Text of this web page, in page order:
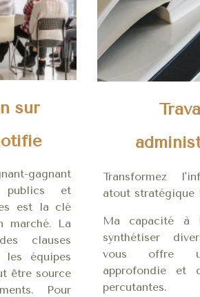
sur
gagnant
publics et
est la clé
marché. La
clauses
les équipes
être source
Pour
Transformez
atout stratégique
Ma capacité à
synthétiser
vous offre
approfondie et
percutantes.